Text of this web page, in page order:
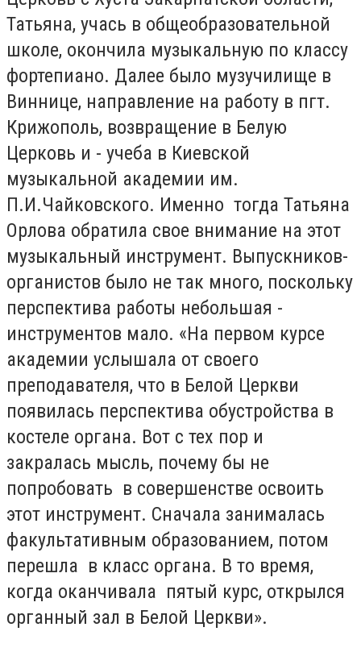
Татьяна, учась в общеобразовательной
школе, окончила музыкальную по классу
фортепиано. Далее было музучилище в
Виннице, направление на работу в пгт.
Крижополь, возвращение в Белую
Церковь и - учеба в Киевской
музыкальной академии им.
П.И.Чайковского. Именно тогда Татьяна
Орлова обратила свое внимание на этот
музыкальный инструмент. Выпускников-
органистов было не так много, поскольку
перспектива работы небольшая -
инструментов мало. «На первом курсе
академии услышала от своего
преподавателя, что в Белой Церкви
появилась перспектива обустройства в
костеле органа. Вот с тех пор и
закралась мысль, почему бы не
попробовать в совершенстве освоить
этот инструмент. Сначала занималась
факультативным образованием, потом
перешла в класс органа. В то время,
когда оканчивала пятый курс, открылся
органный зал в Белой Церкви».